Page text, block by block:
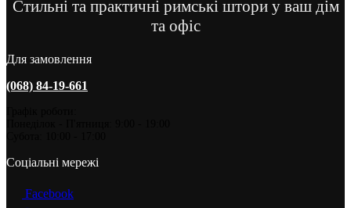
Стильні та практичні римські штори у ваш дім
та офіс
Для замовлення
(068) 84-19-661
Соціальні мережі
Facebook